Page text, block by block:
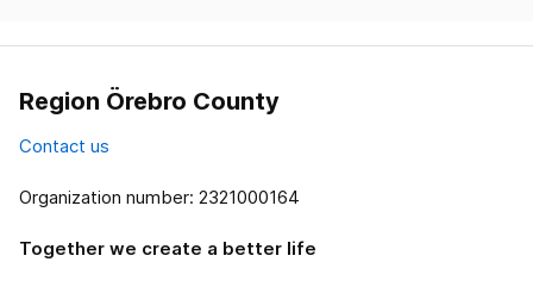
Region Örebro County
Contact us
Organization number: 2321000164
Together we create a better life